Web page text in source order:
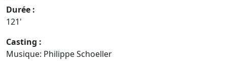
Durée :
121'
Casting :
Musique: Philippe Schoeller